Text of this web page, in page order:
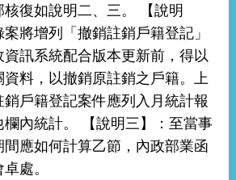
復如說明二、三。 【說明
將增列「撤銷註銷戶籍登記」
訊系統配合版本更新前，得以
料，以撤銷原註銷之戶籍。上
戶籍登記案件應列入月統計報
內統計。 【說明三】：至當事
間應如何計算乙節，內政部業函
處。